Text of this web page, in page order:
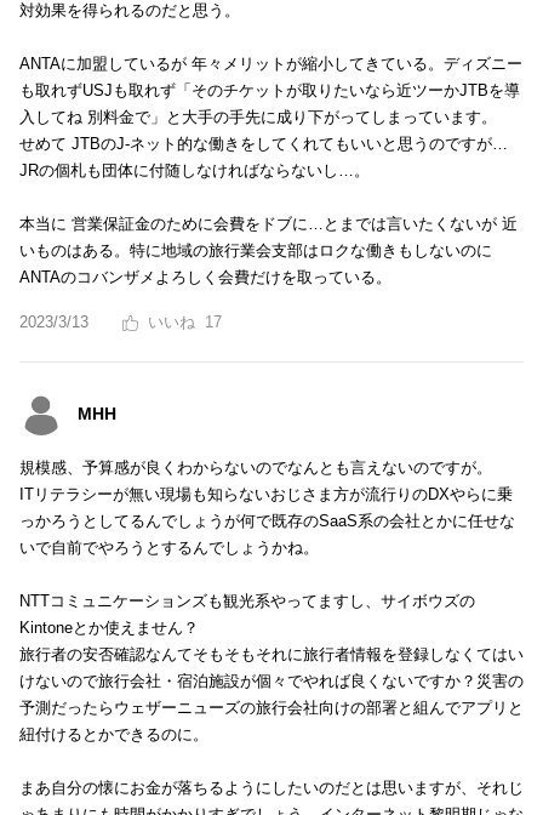
対効果を得られるのだと思う。
ANTAに加盟しているが 年々メリットが縮小してきている。ディズニー
も取れずUSJも取れず「そのチケットが取りたいなら近ツーかJTBを導
入してね 別料金で」と大手の手先に成り下がってしまっています。
せめて JTBのJ-ネット的な働きをしてくれてもいいと思うのですが…
JRの個札も団体に付随しなければならないし…。
本当に 営業保証金のために会費をドブに…とまでは言いたくないが 近
いものはある。特に地域の旅行業会支部はロクな働きもしないのに
ANTAのコバンザメよろしく会費だけを取っている。
2023/3/13 17
MHH
規模感、予算感が良くわからないのでなんとも言えないのですが。
ITリテラシーが無い現場も知らないおじさま方が流行りのDXやらに乗
っかろうとしてるんでしょうが何で既存のSaaS系の会社とかに任せな
いで自前でやろうとするんでしょうかね。
NTTコミュニケーションズも観光系やってますし、サイボウズの
Kintoneとか使えません？
旅行者の安否確認なんてそもそもそれに旅行者情報を登録しなくてはい
けないので旅行会社・宿泊施設が個々でやれば良くないですか？災害の
予測だったらウェザーニューズの旅行会社向けの部署と組んでアプリと
紐付けるとかできるのに。
まあ自分の懐にお金が落ちるようにしたいのだとは思いますが、それじ